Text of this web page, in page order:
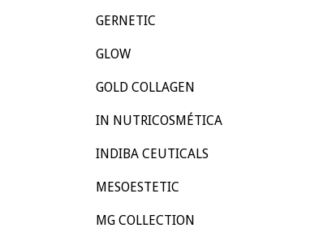
GERNETIC
GLOW
GOLD COLLAGEN
IN NUTRICOSMÉTICA
INDIBA CEUTICALS
MESOESTETIC
MG COLLECTION